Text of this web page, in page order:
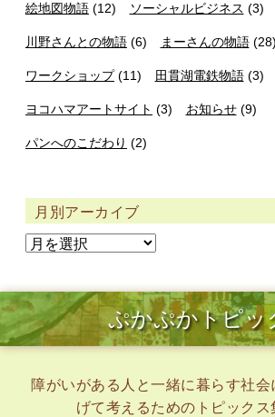
絵地図物語 (12) ソーシャルビジネス (3)
川野さんとの物語 (6) まーさんの物語(28)
ワークショップ(11) 田貫湖電鉄物語(3)
ヨコハマアートサイト (3) お知らせ(9)
パンへのこだわり (2)
月別アーカイブ
ぷかぷかトピッ
障がいがある人と一緒に暮らす社
げて考えるためのトピックス